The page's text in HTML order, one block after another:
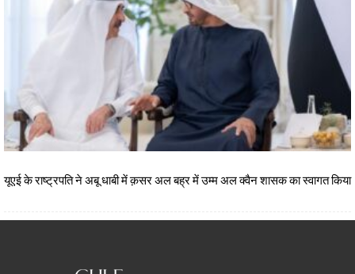
यूएई के राष्ट्रपति ने अबू धाबी में क़सर अल बह्र में उम्म अल क्वैन शासक का स्वागत किया